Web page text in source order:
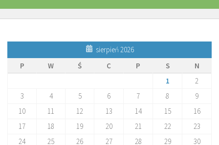
sierpień 2026
P
W Ś C P S
N
1
2
3
4 5 6 7 8
9
10
11 12 13 14 15
16
17
18 19 20 21 22
23
24
25 26 27 28 29
30